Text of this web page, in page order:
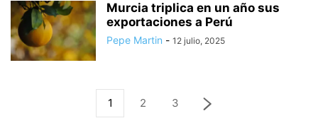
Murcia triplica en un año sus
exportaciones a Perú
Pepe Martin - 12 julio, 2025
1 2 3